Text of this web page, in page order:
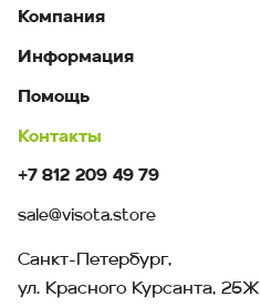
Компания
Информация
Помощь
Контакты
+7 812 209 49 79
sale@visota.store
Санкт-Петербург,
ул. Красного Курсанта, 25Ж